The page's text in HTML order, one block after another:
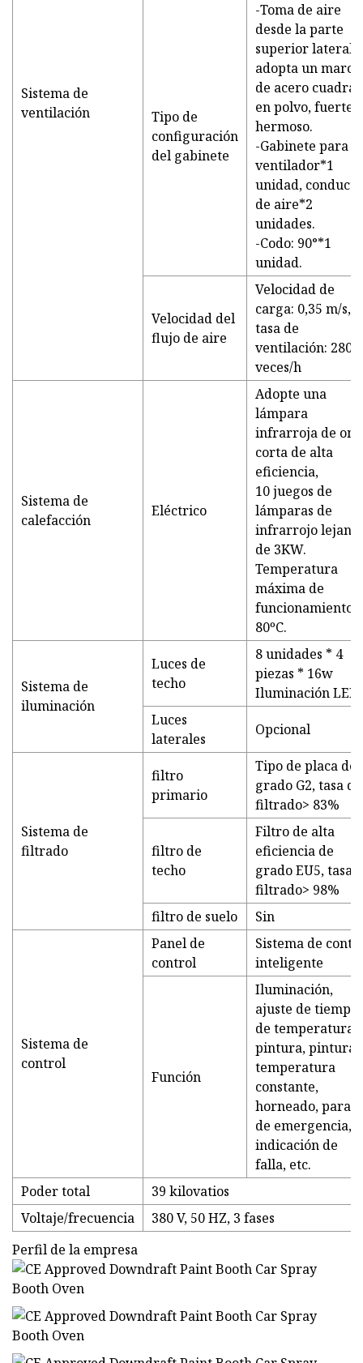
Sistema de
ventilación
Tipo de
configuración
del gabinete
-Toma de aire
desde la parte
superior lateral,
adopta un marco
de acero
en polvo, fuerte y
hermoso.
-Gabinete para el
ventilador*1
unidad, conducto
de aire*2
unidades.
-Codo: 90°*1
unidad.
Velocidad del
flujo de aire
Velocidad de
carga: 0,35 m/s,
tasa de
ventilación: 280
veces/h
Sistema de
calefacción
Eléctrico
Adopte una
lámpara
infrarroja de
corta de alta
eficiencia,
10 juegos de
lámparas de
infrarrojo lejano
de 3KW.
Temperatura
máxima de
funcionamiento:
80ºC.
Sistema de
iluminación
Luces de
techo
8 unidades * 4
piezas * 16w
Iluminación LED
Luces
laterales
Opcional
Sistema de
filtrado
filtro
primario
Tipo de placa de
grado G2, tasa de
filtrado> 83%
filtro de
techo
Filtro de alta
eficiencia de
grado EU5, tasa
filtrado> 98%
filtro de suelo
Sin
Sistema de
control
Panel de
control
Sistema de
inteligente
Función
Iluminación,
ajuste de tiempo
de temperatura,
pintura, pintura
temperatura
constante,
horneado,
de emergencia,
indicación de
falla, etc.
Poder total
39 kilovatios
Voltaje/frecuencia
380 V, 50 HZ, 3 fases
Perfil de la empresa